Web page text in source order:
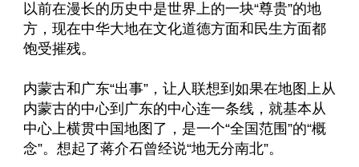
以前在漫长的历史中是世界上的一块“尊贵”的地
方，现在中华大地在文化道德方面和民生方面都
饱受摧残。
内蒙古和广东“出事”，让人联想到如果在地图上从
内蒙古的中心到广东的中心连一条线，就基本从
中心上横贯中国地图了，是一个“全国范围”的“概
念”。想起了蒋介石曾经说“地无分南北”。